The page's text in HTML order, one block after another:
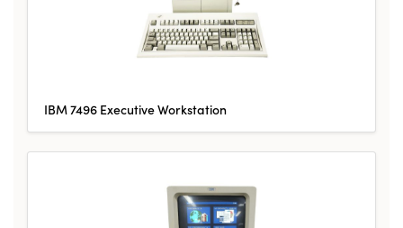
IBM 7496 Executive Workstation